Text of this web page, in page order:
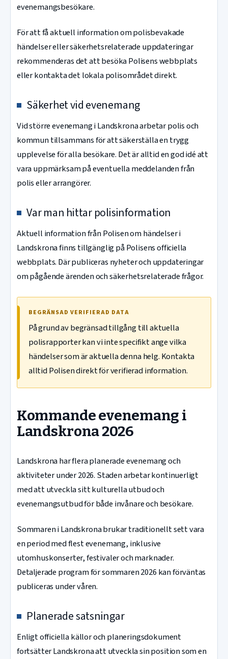
evenemangsbesökare.
För att få aktuell information om polisbevakade
händelser eller säkerhetsrelaterade uppdateringar
rekommenderas det att besöka Polisens webbplats
eller kontakta det lokala polisområdet direkt.
Säkerhet vid evenemang
Vid större evenemang i Landskrona arbetar polis och
kommun tillsammans för att säkerställa en trygg
upplevelse för alla besökare. Det är alltid en god idé att
vara uppmärksam på eventuella meddelanden från
polis eller arrangörer.
Var man hittar polisinformation
Aktuell information från Polisen om händelser i
Landskrona finns tillgänglig på Polisens officiella
webbplats. Där publiceras nyheter och uppdateringar
om pågående ärenden och säkerhetsrelaterade frågor.
BEGRÄNSAD VERIFIERAD DATA
På grund av begränsad tillgång till aktuella
polisrapporter kan vi inte specifikt ange vilka
händelser som är aktuella denna helg. Kontakta
alltid Polisen direkt för verifierad information.
Kommande evenemang i
Landskrona 2026
Landskrona har flera planerade evenemang och
aktiviteter under 2026. Staden arbetar kontinuerligt
med att utveckla sitt kulturella utbud och
evenemangsutbud för både invånare och besökare.
Sommaren i Landskrona brukar traditionellt sett vara
en period med flest evenemang, inklusive
utomhuskonserter, festivaler och marknader.
Detaljerade program för sommaren 2026 kan förväntas
publiceras under våren.
Planerade satsningar
Enligt officiella källor och planeringsdokument
fortsätter Landskrona att utveckla sin position som en